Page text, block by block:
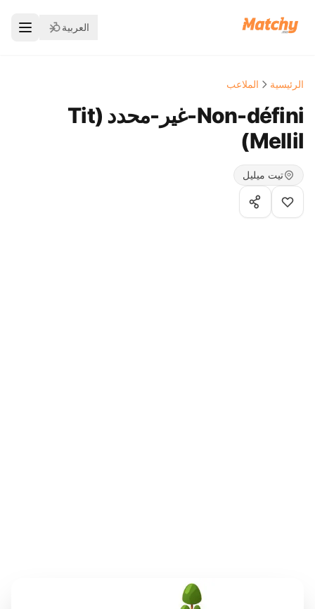
العربية
الرئيسية الملاعب
Non-défini-غير-محدد ( Tit
Mellil)
تيت ميليل